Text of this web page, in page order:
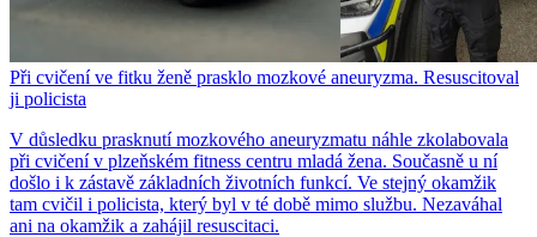
Při cvičení ve fitku ženě prasklo mozkové aneuryzma. Resuscitoval
ji policista
V důsledku prasknutí mozkového aneuryzmatu náhle zkolabovala
při cvičení v plzeňském fitness centru mladá žena. Současně u ní
došlo i k zástavě základních životních funkcí. Ve stejný okamžik
tam cvičil i policista, který byl v té době mimo službu. Nezaváhal
ani na okamžik a zahájil resuscitaci.